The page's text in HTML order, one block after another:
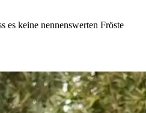
es keine nennenswerten Fröste